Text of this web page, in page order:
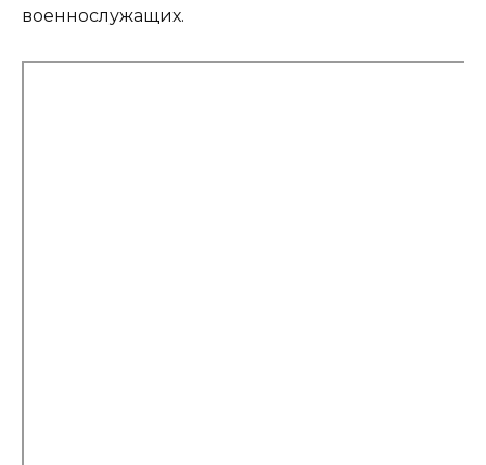
военнослужащих.